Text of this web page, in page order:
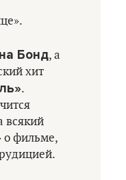
Бонд, а
хит
.
всякий
о фильме,